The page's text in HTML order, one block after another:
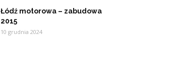
Łódź motorowa – zabudowa
2015
10 grudnia 2024